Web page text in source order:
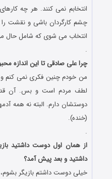
انتخابم نمی کنند. هر چه
چشم کارگردان باشی و نقشت را
انتخاب می شوی که شامل حال
.
چرا علی صادقی تا این اندازه
من خودم چنین فکری نمی کنم
لطف مردم است و بس. آن
دوستشان دارم. البته نه همه
(خنده).
.
از همان اول دوست داشتید
داشتید و بعد پیش آمد؟
خیلی دوست داشتم بازیگر